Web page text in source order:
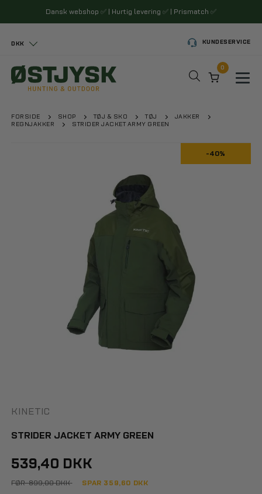
Dansk webshop ✅ | Hurtig levering ✅ | Prismatch ✅
DKK KUNDESERVICE
0
FORSIDE SHOP TØJ & SKO TØJ
JAKKER
REGNJAKKER
STRIDER JACKET ARMY GREEN
-40%
KINETIC
STRIDER JACKET ARMY GREEN
539,40 DKK
FØR899,00 DKK SPAR 359,60 DKK